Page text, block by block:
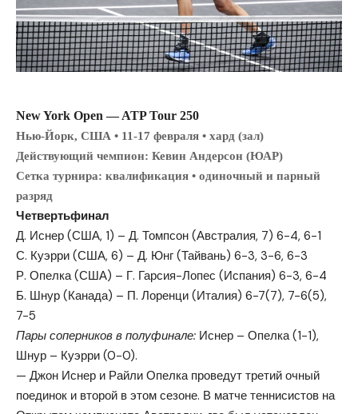
New York Open — ATP Tour 250
Нью-Йорк, США • 11-17 февраля • хард (зал)
Действующий чемпион: Кевин Андерсон (ЮАР)
Сетка турнира: квалификация • одиночный и парный
разряд
Четвертьфинал
Д. Иснер (США, 1) – Д. Томпсон (Австралия, 7) 6-4, 6-1
С. Куэрри (США, 6) – Д. Юнг (Тайвань) 6-3, 3-6, 6-3
Р. Опелка (США) – Г. Гарсия-Лопес (Испания) 6-3, 6-4
Б. Шнур (Канада) – П. Лоренци (Италия) 6-7(7), 7-6(5),
7-5
Пары соперников в полуфинале: Иснер – Опелка (1-1),
Шнур – Куэрри (0-0).
— Джон Иснер и Райли Опелка проведут третий очный
поединок и второй в этом сезоне. В матче теннисистов на